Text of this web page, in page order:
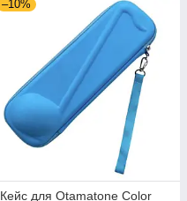
–10%
Кейс для Otamatone Color